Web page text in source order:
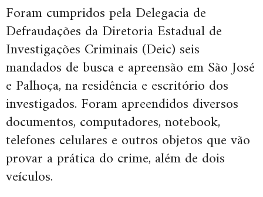
Foram cumpridos pela Delegacia de
Defraudações da Diretoria Estadual de
Investigações Criminais (Deic) seis
mandados de busca e apreensão em São José
e Palhoça, na residência e escritório dos
investigados. Foram apreendidos diversos
documentos, computadores, notebook,
telefones celulares e outros objetos que vão
provar a prática do crime, além de dois
veículos.